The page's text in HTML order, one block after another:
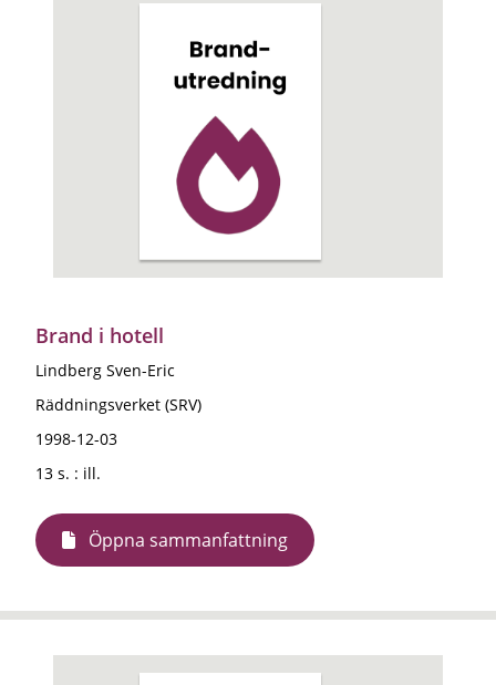
Brand i hotell
Lindberg Sven-Eric
Räddningsverket (SRV)
1998-12-03
13 s. : ill.
Öppna sammanfattning